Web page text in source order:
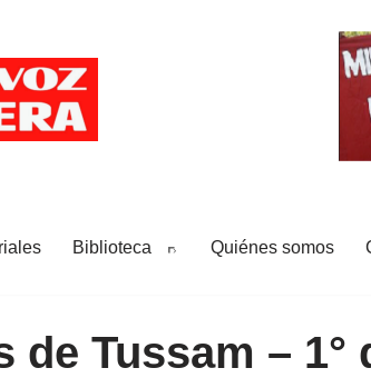
Biblioteca Quiénes somos
Tussam – 1°